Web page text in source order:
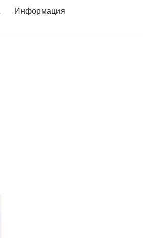
Информация